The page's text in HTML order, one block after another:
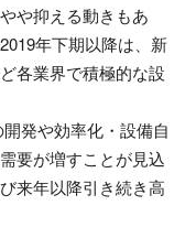
や抑える動きもあ
年下期以降は、新
各業界で積極的な設
発や効率化・設備自
要が増すことが見込
来年以降引き続き高